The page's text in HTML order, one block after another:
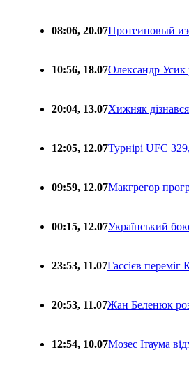
08:06, 20.07Протеиновый
10:56, 18.07Олександр Усик
20:04, 13.07Хижняк
12:05, 12.07Турнірі UFC
09:59, 12.07Макгрегор
00:15, 12.07Український
23:53, 11.07Гассієв переміг
20:53, 11.07Жан Беленюк
12:54, 10.07Мозес Ітаума